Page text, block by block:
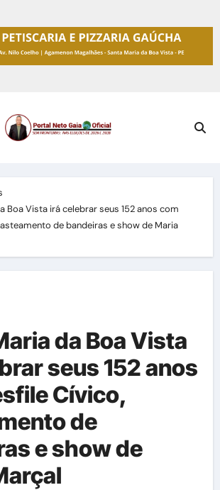
Boa Vista irá celebrar seus 152 anos com
de bandeiras e show de Maria
da Boa Vista
seus 152 anos
Cívico,
de
e show de